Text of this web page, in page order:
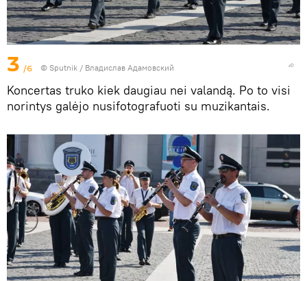
3 /6 © Sputnik / Владислав Адамовский
Koncertas truko kiek daugiau nei valandą. Po to visi
norintys galėjo nusifotografuoti su muzikantais.